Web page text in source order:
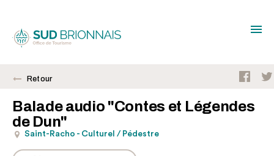
Retour
Balade audio "Contes et Légendes
de Dun"
Saint-Racho - Culturel / Pédestre